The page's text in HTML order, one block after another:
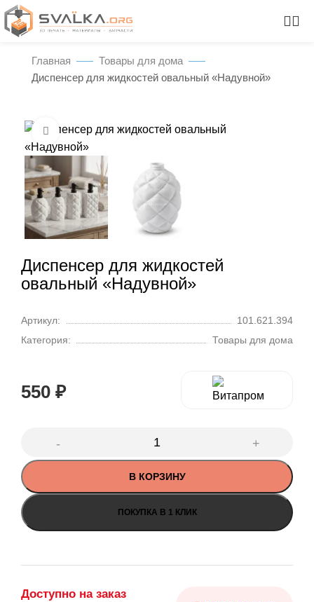
Главная
Товары для дома
Диспенсер для жидкостей овальный «Надувной»
Нажмите, чтобы увеличить
Диспенсер для жидкостей
овальный «Надувной»
550 ₽
Доступно на заказ
В КОРЗИНУ
ПОКУПКА В 1 КЛИК
Артикул:
101.621.394
Категория:
Товары для дома